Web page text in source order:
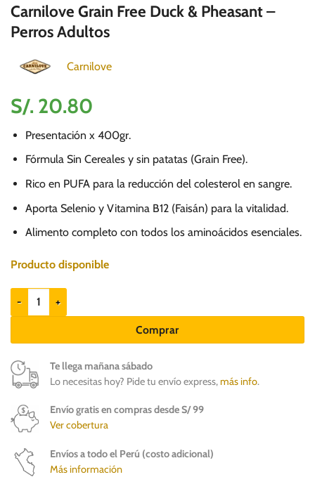
Carnilove Grain Free Duck & Pheasant –
Perros Adultos
Carnilove
S/. 20.80
Presentación x 400gr.
Fórmula Sin Cereales y sin patatas (Grain Free).
Rico en PUFA para la reducción del colesterol en sangre.
Aporta Selenio y Vitamina B12 (Faisán) para la vitalidad.
Alimento completo con todos los aminoácidos esenciales.
Producto disponible
Carnilove Grain Free Duck & Pheasant - Perros Adultos cantidad
Comprar
Te llega mañana sábado
Lo necesitas hoy? Pide tu envío express,más info.
Envío gratis en compras desde S/ 99
Ver cobertura
Envíos a todo el Perú (costo adicional)
Más información